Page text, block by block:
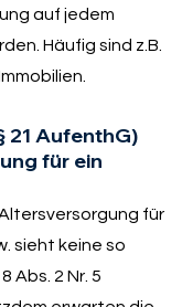
auf jedem
Häufig sind z.B.
21 AufenthG)
für ein
für
sieht keine so
Abs. 2 Nr. 5